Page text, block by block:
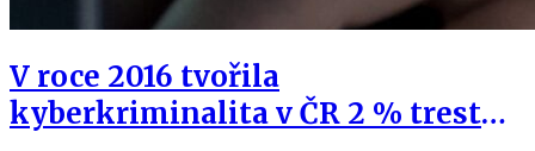
V roce 2016 tvořila
kyberkriminalita v ČR 2 % trestné